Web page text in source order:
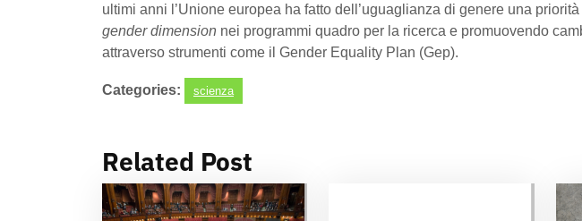
ultimi anni l’Unione europea ha fatto dell’uguaglianza di genere una
gender dimension nei programmi quadro per la ricerca e promuovendo
attraverso strumenti come il Gender Equality Plan (Gep).
Categories: scienza
Related Post